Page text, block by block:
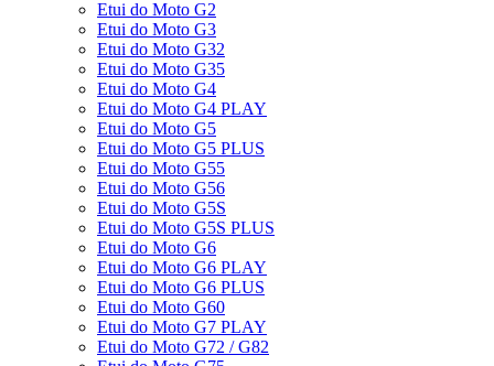
Etui do Moto G2
Etui do Moto G3
Etui do Moto G32
Etui do Moto G35
Etui do Moto G4
Etui do Moto G4 PLAY
Etui do Moto G5
Etui do Moto G5 PLUS
Etui do Moto G55
Etui do Moto G56
Etui do Moto G5S
Etui do Moto G5S PLUS
Etui do Moto G6
Etui do Moto G6 PLAY
Etui do Moto G6 PLUS
Etui do Moto G60
Etui do Moto G7 PLAY
Etui do Moto G72 / G82